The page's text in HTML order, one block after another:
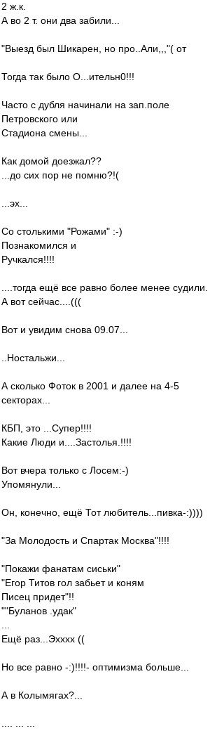
2 ж.к.
А во 2 т. они два забили...
"Выезд был Шикарен, но про..Али,,,"( от
Тогда так было О...ительн0!!!
Часто с дубля начинали на зап.поле
Петровского или
Стадиона смены...
Как домой доезжал??
...до сих пор не помню?!(
...эх...
Со столькими "Рожами" :-)
Познакомился и
Ручкался!!!!
....тогда ещё все равно более менее судили.
А вот сейчас....(((
Вот и увидим снова 09.07...
..Ностальжи...
А сколько Фоток в 2001 и далее на 4-5
секторах...
КБП, это ...Супер!!!!
Какие Люди и....Застолья.!!!!
Вот вчера только с Лосем:-)
Упомянули...
Он, конечно, ещё Тот любитель...пивка-:))))
"За Молодость и Спартак Москва"!!!!
"Покажи фанатам сиськи"
"Егор Титов гол забьет и коням
Писец придет"!!
""Буланов .удак"
Ещё раз...Эхххх ((
Но все равно -:)!!!!- оптимизма больше...
А в Колымягах?...